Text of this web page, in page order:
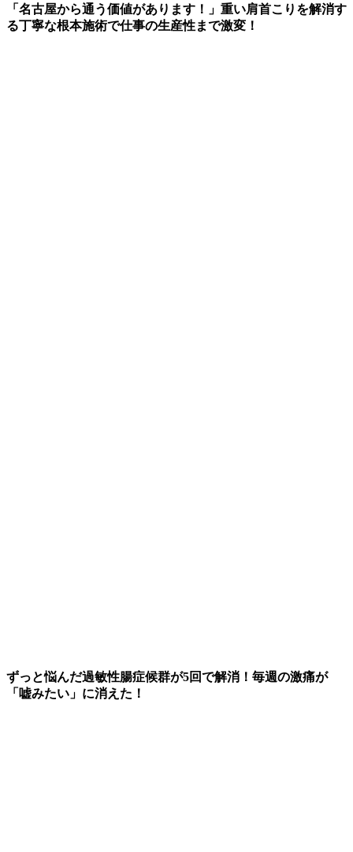
「名古屋から通う価値があります！」重い肩首こりを解消す
る丁寧な根本施術で仕事の生産性まで激変！
ずっと悩んだ過敏性腸症候群が5回で解消！毎週の激痛が
「嘘みたい」に消えた！